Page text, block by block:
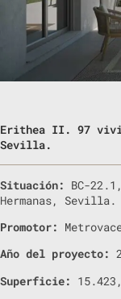
Erithea II. 97
Sevilla.
Situación: BC-
Hermanas, Sevilla.
Promotor:
Año del proyecto:
Superficie: